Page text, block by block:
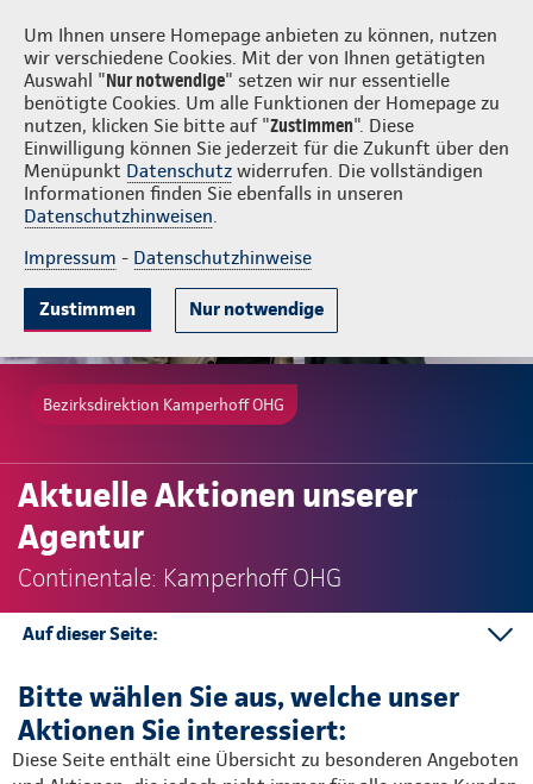
Um Ihnen unsere Homepage anbieten zu können, nutzen
wir verschiedene Cookies. Mit der von Ihnen getätigten
Auswahl "Nur notwendige" setzen wir nur essentielle
benötigte Cookies. Um alle Funktionen der Homepage zu
nutzen, klicken Sie bitte auf "Zustimmen". Diese
Einwilligung können Sie jederzeit für die Zukunft über den
Menüpunkt Datenschutz widerrufen. Die vollständigen
Informationen finden Sie ebenfalls in unseren
Datenschutzhinweisen.
Impressum - Datenschutzhinweise
Zustimmen Nur notwendige
Kamperhoff OHG Login
Bezirksdirektion Kamperhoff OHG
Aktuelle Aktionen unserer
Agentur
Continentale: Kamperhoff OHG
Auf dieser Seite:
Bitte wählen Sie aus, welche unser
Aktionen Sie interessiert:
Diese Seite enthält eine Übersicht zu besonderen Angeboten